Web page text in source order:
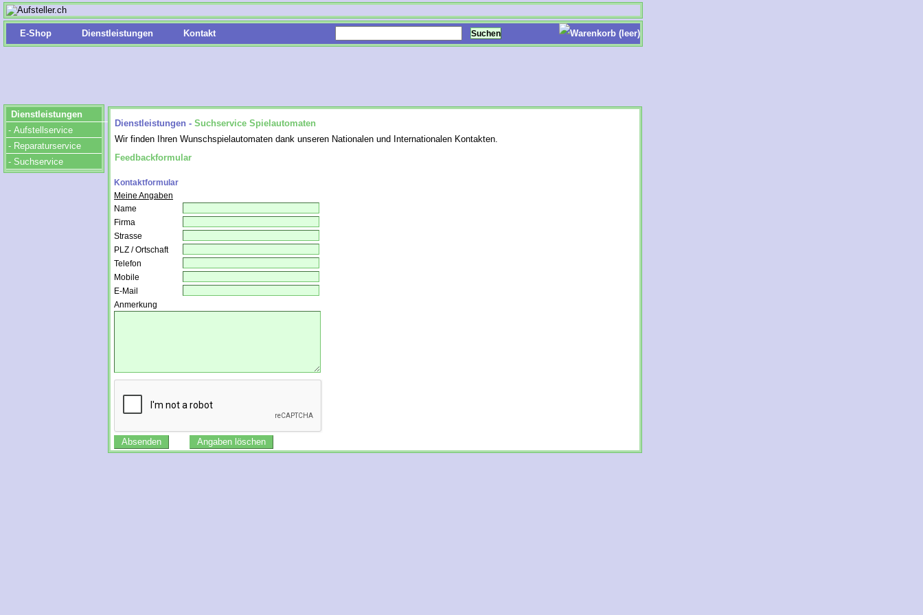
Dienstleistungen
- Aufstellservice
- Reparaturservice
- Suchservice
Dienstleistungen - Suchservice Spielautomaten
Wir finden Ihren Wunschspielautomaten dank unseren Nationalen und Internationalen Kontakten.
Feedbackformular
Kontaktformular
Meine Angaben
Name
Firma
Strasse
PLZ / Ortschaft
Telefon
Mobile
E-Mail
Anmerkung
Absenden Angaben löschen
E-Shop Dienstleistungen Kontakt